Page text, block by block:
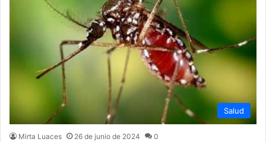
Salud
Mirta Luaces 26 de junio de 2024 0